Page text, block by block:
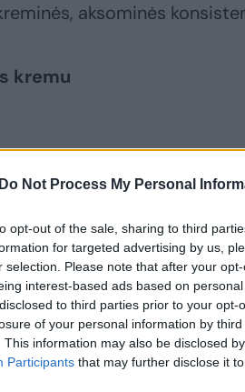
Do Not Process My Personal
opt-out of the sale, sharing to third
for targeted advertising by us,
selection. Please note that after your
interest-based ads based on
to third parties prior to your
of your personal information by
This information may also be disclosed
Participants that may further disclose it
aksominės
kremu